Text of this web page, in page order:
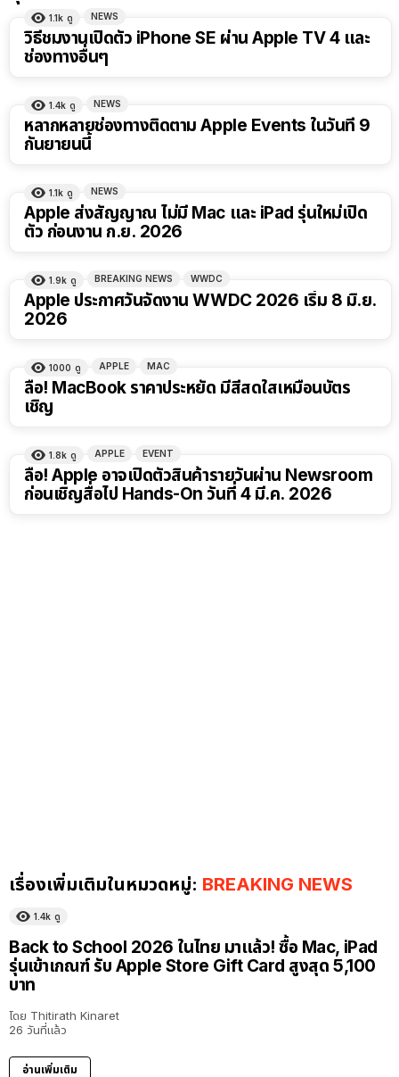
1.1k ดู NEWS
วิธีชมงานเปิดตัว iPhone SE ผ่าน Apple TV 4 และ
ช่องทางอื่นๆ
1.4k ดู NEWS
หลากหลายช่องทางติดตาม Apple Events ในวันที่ 9
กันยายนนี้
1.1k ดู NEWS
Apple ส่งสัญญาณ ไม่มี Mac และ iPad รุ่นใหม่เปิด
ตัว ก่อนงาน ก.ย. 2026
1.9k ดู BREAKING NEWS WWDC
Apple ประกาศวันจัดงาน WWDC 2026 เริ่ม 8 มิ.ย.
2026
1000 ดู APPLE MAC
ลือ! MacBook ราคาประหยัด มีสีสดใสเหมือนบัตร
เชิญ
1.8k ดู APPLE EVENT
ลือ! Apple อาจเปิดตัวสินค้ารายวันผ่าน Newsroom
ก่อนเชิญสื่อไป Hands-On วันที่ 4 มี.ค. 2026
เรื่องเพิ่มเติมในหมวดหมู่: BREAKING NEWS
1.4k ดู
Back to School 2026 ในไทย มาแล้ว! ซื้อ Mac, iPad
รุ่นเข้าเกณฑ์ รับ Apple Store Gift Card สูงสุด 5,100
บาท
โดย Thitirath Kinaret
26 วันที่แล้ว
อ่านเพิ่มเติม